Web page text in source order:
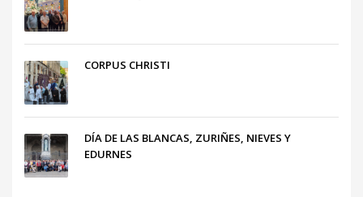
CORPUS CHRISTI
DÍA DE LAS BLANCAS, ZURIÑES, NIEVES Y
EDURNES